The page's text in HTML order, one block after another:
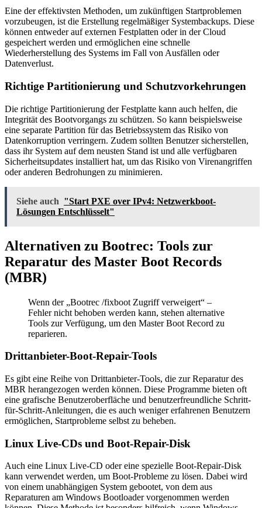
Eine der effektivsten Methoden, um zukünftigen Startproblemen
vorzubeugen, ist die Erstellung regelmäßiger Systembackups. Diese
können entweder auf externen Festplatten oder in der Cloud
gespeichert werden und ermöglichen eine schnelle
Wiederherstellung des Systems im Fall von Ausfällen oder
Datenverlust.
Richtige Partitionierung und Schutzvorkehrungen
Die richtige Partitionierung der Festplatte kann auch helfen, die
Integrität des Bootvorgangs zu schützen. So kann beispielsweise
eine separate Partition für das Betriebssystem das Risiko von
Datenkorruption verringern. Zudem sollten Benutzer sicherstellen,
dass ihr System auf dem neusten Stand ist und alle verfügbaren
Sicherheitsupdates installiert hat, um das Risiko von Virenangriffen
oder anderen Bedrohungen zu minimieren.
Siehe auch "Start PXE over IPv4: Netzwerkboot-
Lösungen Entschlüsselt"
Alternativen zu Bootrec: Tools zur
Reparatur des Master Boot Records
(MBR)
Wenn der „Bootrec /fixboot Zugriff verweigert“ –
Fehler nicht behoben werden kann, stehen alternative
Tools zur Verfügung, um den Master Boot Record zu
reparieren.
Drittanbieter-Boot-Repair-Tools
Es gibt eine Reihe von Drittanbieter-Tools, die zur Reparatur des
MBR herangezogen werden können. Diese Programme bieten oft
eine grafische Benutzeroberfläche und benutzerfreundliche Schritt-
für-Schritt-Anleitungen, die es auch weniger erfahrenen Benutzern
ermöglichen, Startprobleme selbst zu beheben.
Linux Live-CDs und Boot-Repair-Disk
Auch eine Linux Live-CD oder eine spezielle Boot-Repair-Disk
kann verwendet werden, um Boot-Probleme zu lösen. Dabei wird
von einem unabhängigen System gebootet, von dem aus
Reparaturen am Windows Bootloader vorgenommen werden